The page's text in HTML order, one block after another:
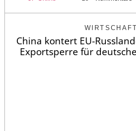
WIRTSCHAFT
China kontert EU-
Exportsperre für